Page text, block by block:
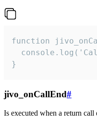
function
}
jivo_onCallEnd#
Is executed when a return call